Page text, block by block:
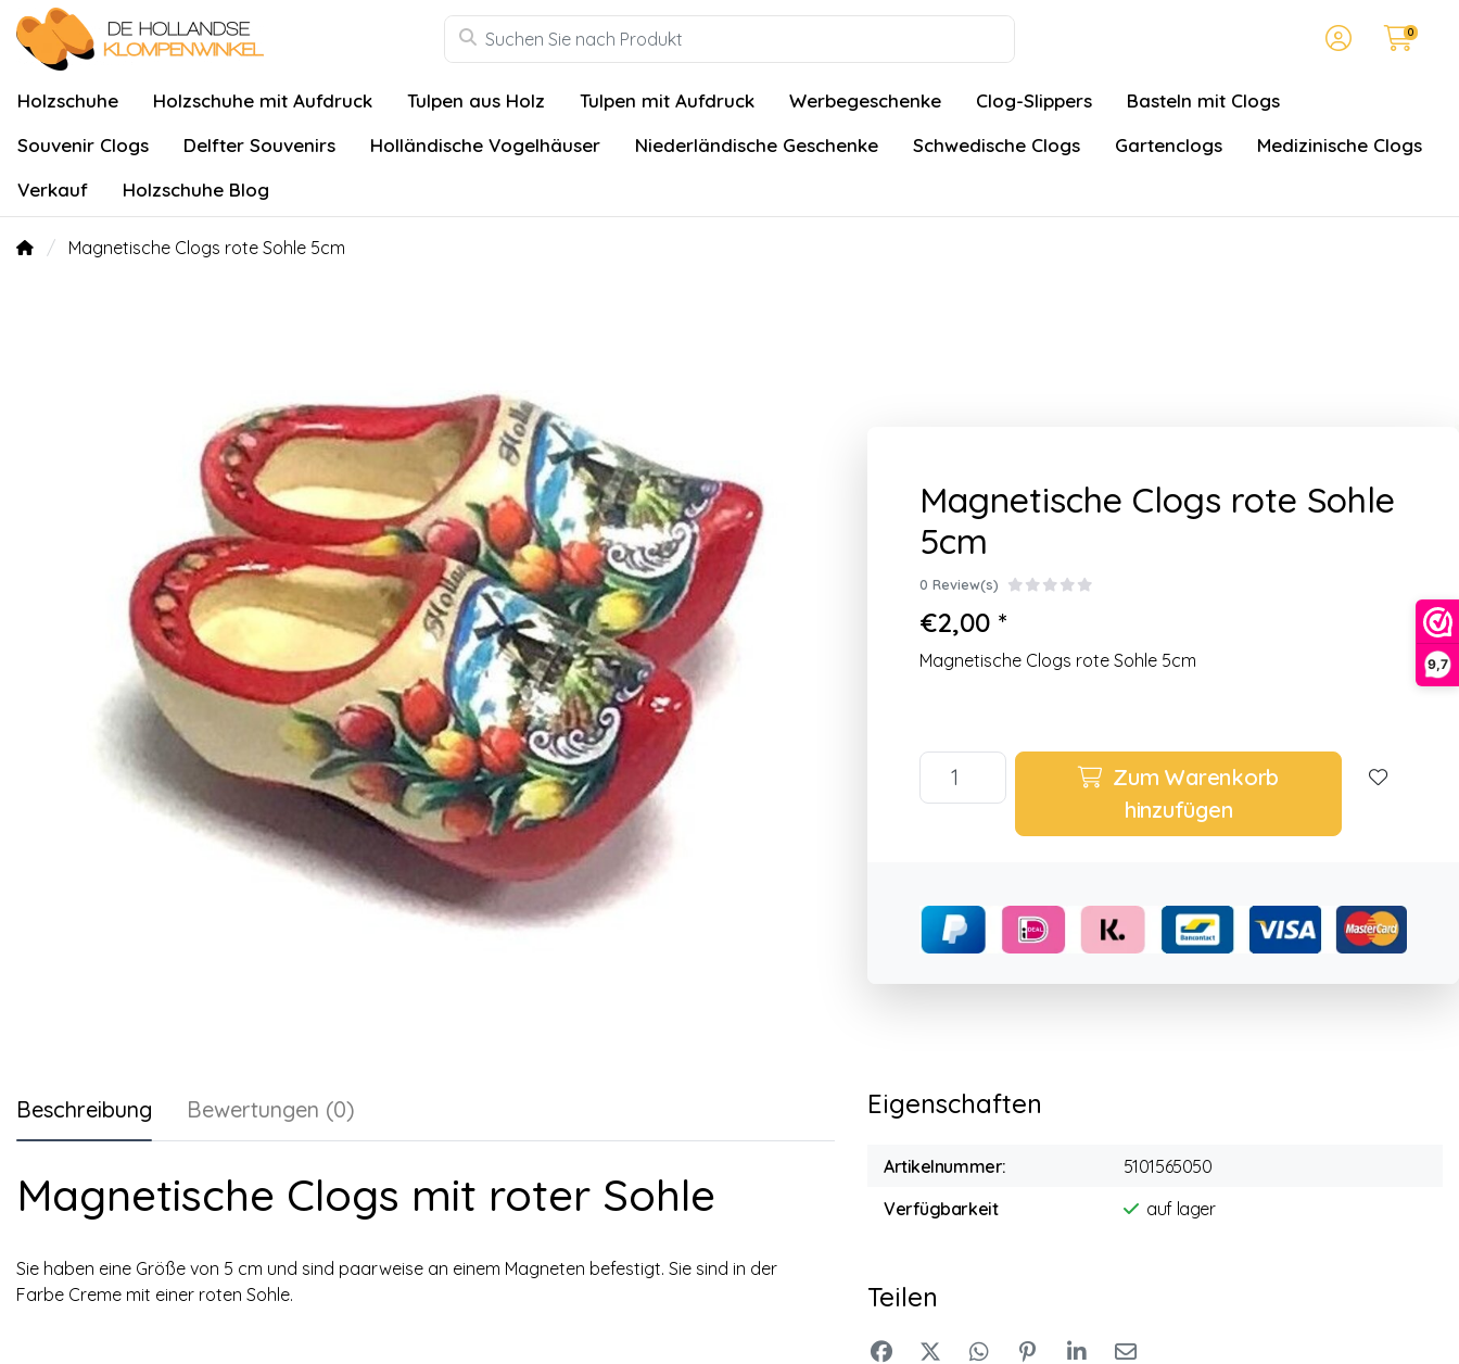
9,7
0
Holzschuhe Holzschuhe mit Aufdruck Tulpen aus Holz Tulpen mit Aufdruck Werbegeschenke Clog-Slippers
Basteln mit Clogs
Souvenir Clogs
Delfter Souvenirs Holländische Vogelhäuser Niederländische Geschenke Schwedische Clogs Gartenclogs
Medizinische Clogs
Verkauf
Holzschuhe Blog
Magnetische Clogs rote Sohle 5cm
Magnetische Clogs rote Sohle
5cm
0 Review(s)
€2,00 *
Magnetische Clogs rote Sohle 5cm
Zum Warenkorb
hinzufügen
Beschreibung Bewertungen (0)
Magnetische Clogs mit roter Sohle
Sie haben eine Größe von 5 cm und sind paarweise an einem Magneten befestigt. Sie sind in der
Farbe Creme mit einer roten Sohle.
Eigenschaften
Artikelnummer:
5101565050
Verfügbarkeit
auf lager
Teilen